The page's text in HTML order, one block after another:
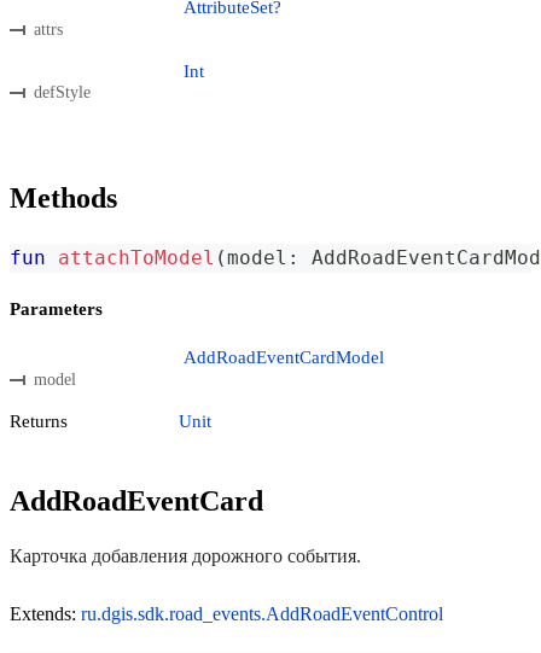
attrs
AttributeSet?
defStyle
Int
Methods
fun attachToModel (model :
Parameters
model
AddRoadEventCardModel
Returns Unit
AddRoadEventCard
Карточка добавления дорожного события.
Extends: ru.dgis.sdk.road_events.AddRoadEventControl